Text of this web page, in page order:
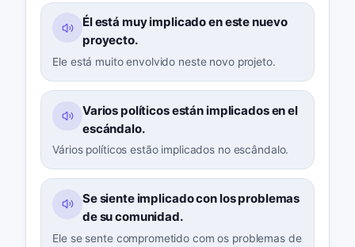
Él está muy implicado en este nuevo
proyecto.
Ele está muito envolvido neste novo projeto.
Varios políticos están implicados en el
escándalo.
Vários políticos estão implicados no escândalo.
Se siente implicado con los problemas
de su comunidad.
Ele se sente comprometido com os problemas de